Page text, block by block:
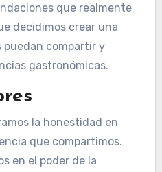
que realmente
decidimos crear una
compartir y
gastronómicas.
la honestidad en
que compartimos.
en el poder de la